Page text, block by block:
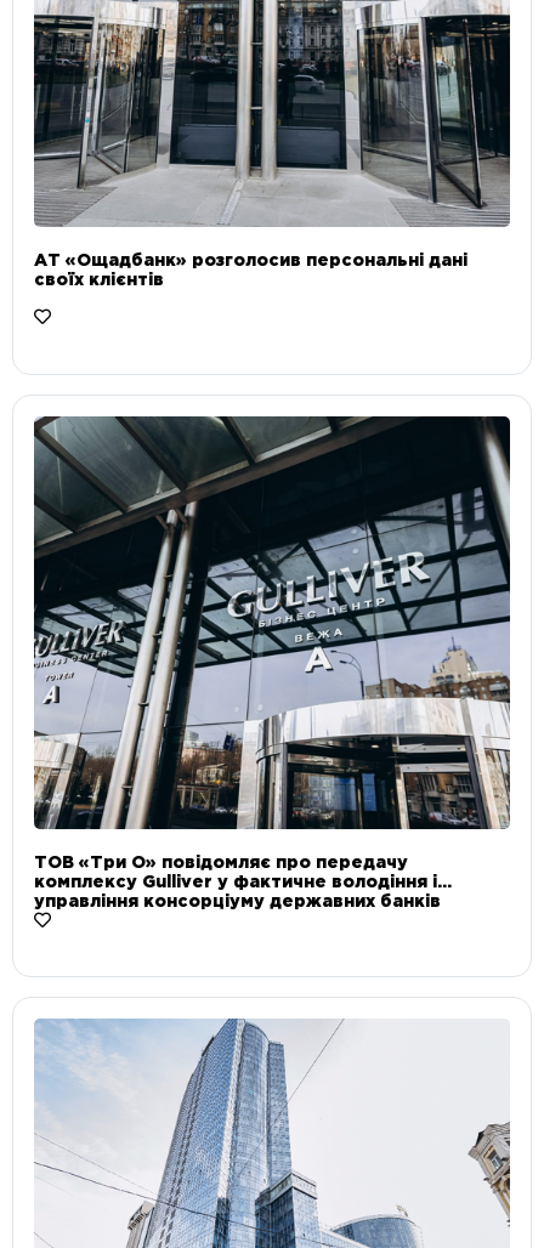
АТ «Ощадбанк» розголосив персональні дані
своїх клієнтів
ТОВ «Три О» повідомляє про передачу
комплексу Gulliver у фактичне володіння і
управління консорціуму державних банків